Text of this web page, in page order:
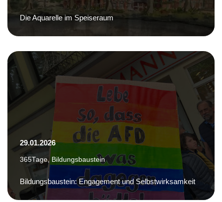
Die Aquarelle im Speiseraum
29.01.2026
365Tage, Bildungsbaustein
Bildungsbaustein: Engagement und Selbstwirksamkeit